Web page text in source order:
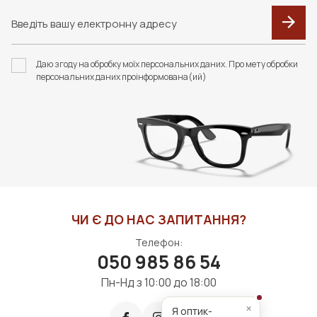
F031 ФУТЛЯР З
СЕРВЕТКОЮ FASHION
STYLE
F041 ФУТЛЯР З
STYLE
ДО КОШИКА
Даю згоду на обробку моїх персональних даних. Про мету обробки
персональних даних проінформована(ий)
ЧИ Є ДО НАС ЗАПИТАННЯ?
Телефон:
050 985 86 54
Пн-Нд з 10:00 до 18:00
Я оптик- ×